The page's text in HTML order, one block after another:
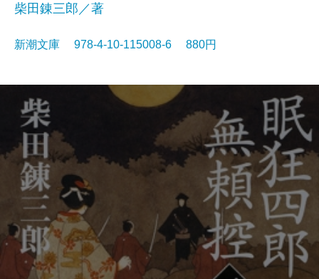
柴田錬三郎／著
新潮文庫 978-4-10-115008-6 880円